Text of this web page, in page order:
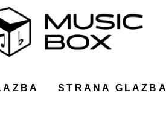
STRANA GLAZBA